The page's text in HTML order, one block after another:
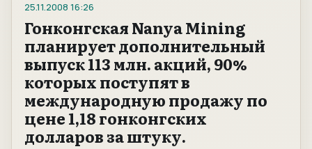
25.11.2008 16:26
Гонконгская Nanya Mining
планирует дополнительный
выпуск 113 млн. акций, 90%
которых поступят в
международную продажу по
цене 1,18 гонконгских
долларов за штуку.